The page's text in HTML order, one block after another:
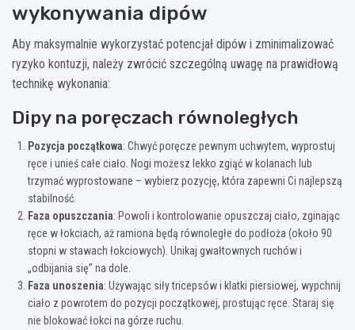
wykonywania dipów
Aby maksymalnie wykorzystać potencjał dipów i zminimalizować
ryzyko kontuzji, należy zwrócić szczególną uwagę na prawidłową
technikę wykonania:
Dipy na poręczach równoległych
Pozycja początkowa: Chwyć poręcze pewnym uchwytem, wyprostuj
ręce i unieś całe ciało. Nogi możesz lekko zgiąć w kolanach lub
trzymać wyprostowane – wybierz pozycję, która zapewni Ci najlepszą
stabilność.
Faza opuszczania: Powoli i kontrolowanie opuszczaj ciało, zginając
ręce w łokciach, aż ramiona będą równoległe do podłoża (około 90
stopni w stawach łokciowych). Unikaj gwałtownych ruchów i
„odbijania się” na dole.
Faza unoszenia: Używając siły tricepsów i klatki piersiowej, wypchnij
ciało z powrotem do pozycji początkowej, prostując ręce. Staraj się
nie blokować łokci na górze ruchu.